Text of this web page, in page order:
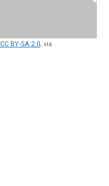
CC BY-SA 2.0, via